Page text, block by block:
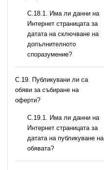
С.18.1. Има ли данни на
Интернет страницата за
датата на сключване на
допълнителното
споразумение?
С.19. Публикувани ли са
обяви за събиране на
оферти?
С.19.1. Има ли данни на
Интернет страницата за
датата на публикуване на
обявата?